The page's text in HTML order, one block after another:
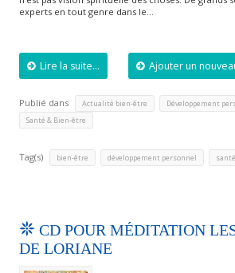
experts en tout genre dans le…
Lire la suite... Ajouter un
Publié dans Actualité bien-être Développement
Santé & Bien-être
Tag(s) bien-être développement personnel santé
CD POUR MÉDITATION
DE LORIANE